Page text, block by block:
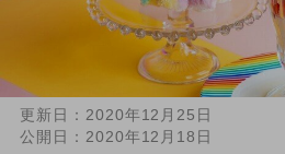
更新日： 2020年12月25日
公開日： 2020年12月18日